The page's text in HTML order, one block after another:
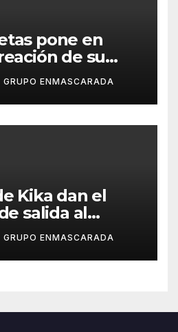
pone en
de su
el Carnaval
GRUPO ENMASCARADA
Kika dan el
salida al
con el inicio de
GRUPO ENMASCARADA